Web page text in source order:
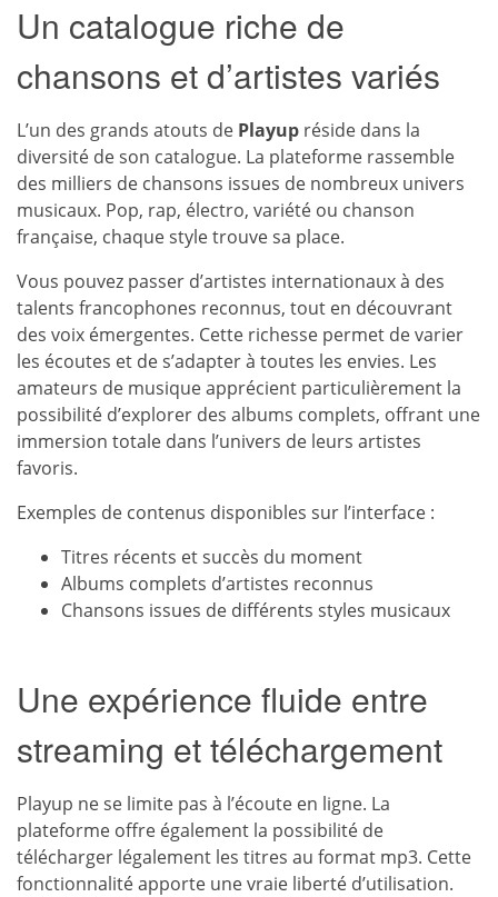
Un catalogue riche de
chansons et d’artistes variés
L’un des grands atouts de Playup réside dans la
diversité de son catalogue. La plateforme rassemble
des milliers de chansons issues de nombreux univers
musicaux. Pop, rap, électro, variété ou chanson
française, chaque style trouve sa place.
Vous pouvez passer d’artistes internationaux à des
talents francophones reconnus, tout en découvrant
des voix émergentes. Cette richesse permet de varier
les écoutes et de s’adapter à toutes les envies. Les
amateurs de musique apprécient particulièrement la
possibilité d’explorer des albums complets, offrant une
immersion totale dans l’univers de leurs artistes
favoris.
Exemples de contenus disponibles sur l’interface :
Titres récents et succès du moment
Albums complets d’artistes reconnus
Chansons issues de différents styles musicaux
Une expérience fluide entre
streaming et téléchargement
Playup ne se limite pas à l’écoute en ligne. La
plateforme offre également la possibilité de
télécharger légalement les titres au format mp3. Cette
fonctionnalité apporte une vraie liberté d’utilisation.